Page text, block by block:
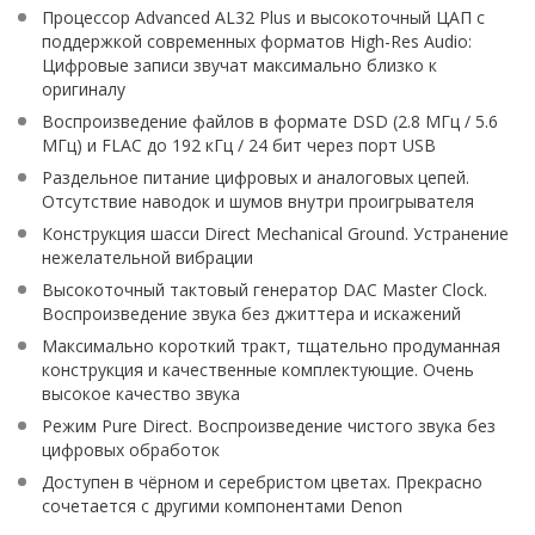
Процессор Advanced AL32 Plus и высокоточный ЦАП с
поддержкой современных форматов High-Res Audio:
Цифровые записи звучат максимально близко к
оригиналу
Воспроизведение файлов в формате DSD (2.8 МГц / 5.6
МГц) и FLAC до 192 кГц / 24 бит через порт USB
Раздельное питание цифровых и аналоговых цепей.
Отсутствие наводок и шумов внутри проигрывателя
Конструкция шасси Direct Mechanical Ground. Устранение
нежелательной вибрации
Высокоточный тактовый генератор DAC Master Clock.
Воспроизведение звука без джиттера и искажений
Максимально короткий тракт, тщательно продуманная
конструкция и качественные комплектующие. Очень
высокое качество звука
Режим Pure Direct. Воспроизведение чистого звука без
цифровых обработок
Доступен в чёрном и серебристом цветах. Прекрасно
сочетается с другими компонентами Denon